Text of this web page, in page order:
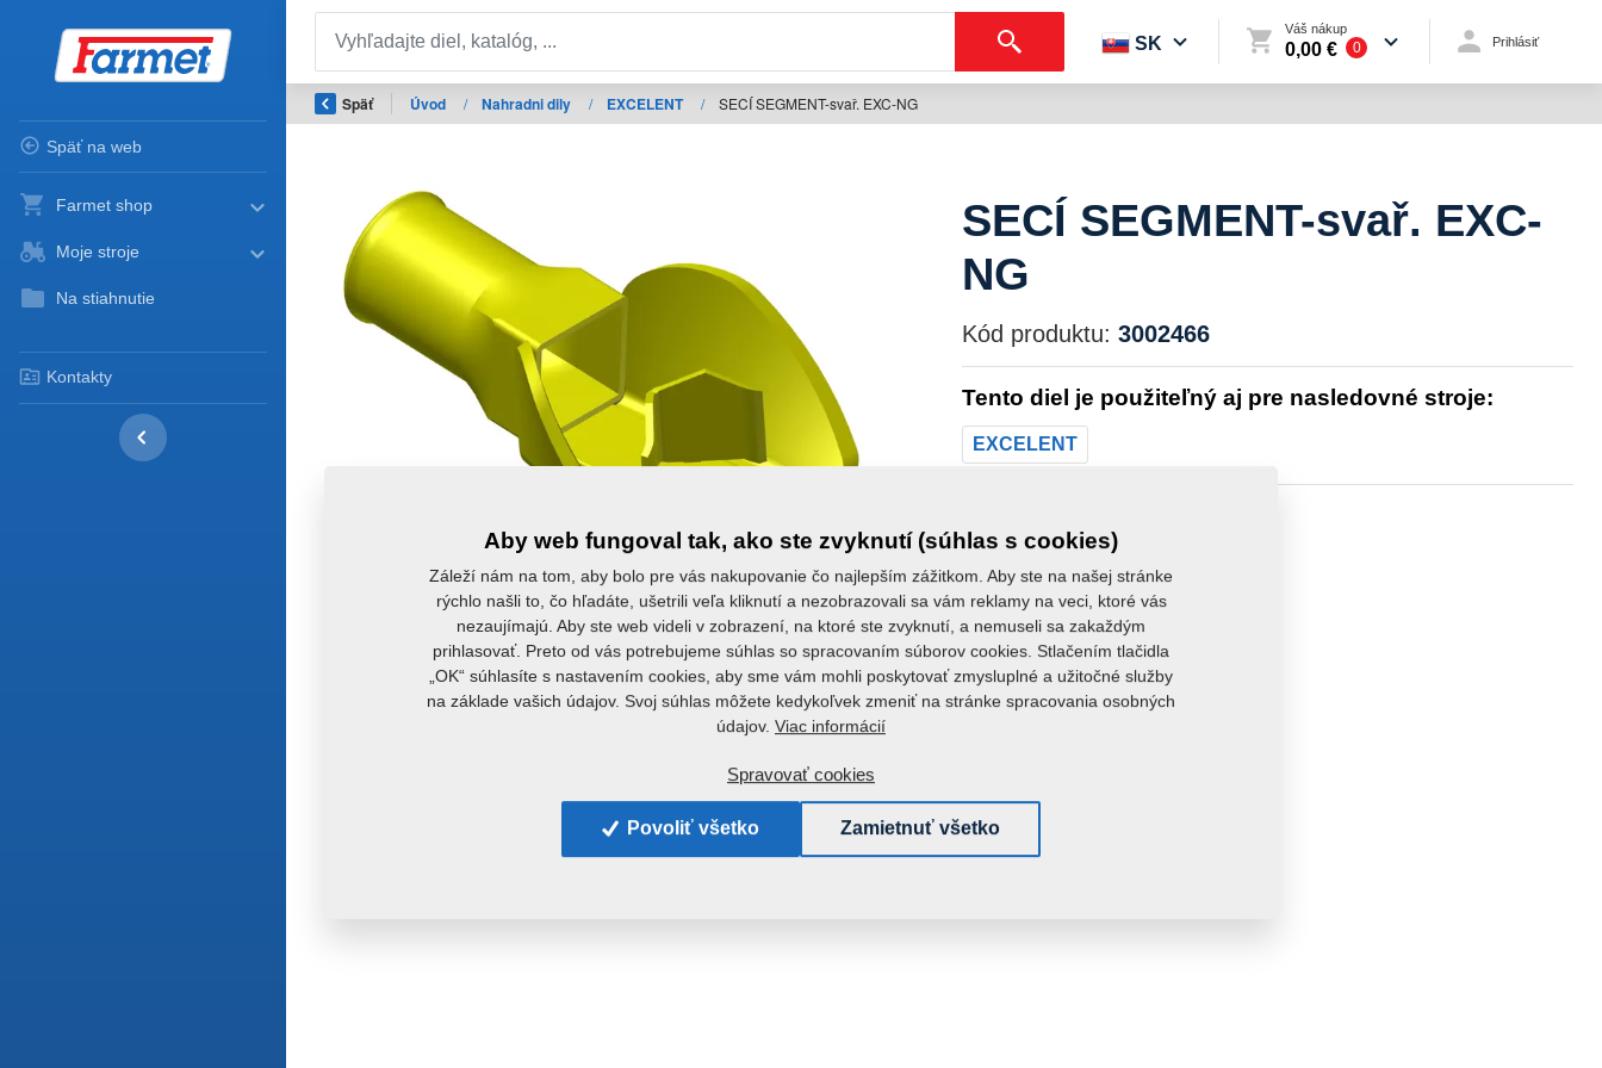
Späť na web
Farmet shop
Moje stroje
Na stiahnutie
Kontakty
SK
Váš nákup
0,00 € 0 Prihlásiť
Späť Úvod / Nahradni dily / EXCELENT / SECÍ SEGMENT-svař. EXC-NG
SECÍ SEGMENT-svař. EXC-
NG
Kód produktu: 3002466
Tento diel je použiteľný aj pre nasledovné stroje:
EXCELENT
Aby web fungoval tak, ako ste zvyknutí (súhlas s cookies)
Záleží nám na tom, aby bolo pre vás nakupovanie čo najlepším zážitkom. Aby ste na našej stránke
rýchlo našli to, čo hľadáte, ušetrili veľa kliknutí a nezobrazovali sa vám reklamy na veci, ktoré vás
nezaujímajú. Aby ste web videli v zobrazení, na ktoré ste zvyknutí, a nemuseli sa zakaždým
prihlasovať. Preto od vás potrebujeme súhlas so spracovaním súborov cookies. Stlačením tlačidla
„OK“ súhlasíte s nastavením cookies, aby sme vám mohli poskytovať zmysluplné a užitočné služby
na základe vašich údajov. Svoj súhlas môžete kedykoľvek zmeniť na stránke spracovania osobných
údajov. Viac informácií
Spravovať cookies
Povoliť všetko Zamietnuť všetko